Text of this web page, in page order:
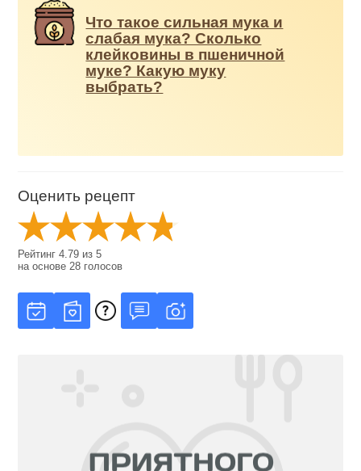
Что такое сильная мука и
слабая мука? Сколько
клейковины в пшеничной
муке? Какую муку
выбрать?
Оценить рецепт
Рейтинг4.79 из5
на основе 28 голосов